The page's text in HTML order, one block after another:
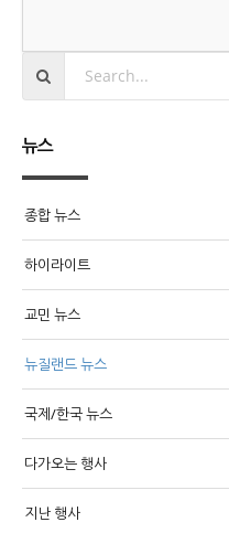
뉴스
종합 뉴스
하이라이트
교민 뉴스
뉴질랜드 뉴스
국제/한국 뉴스
다가오는 행사
지난 행사